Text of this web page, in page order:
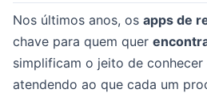
Nos últimos anos, os apps de
chave para quem quer
simplificam o jeito de conhecer
atendendo ao que cada um